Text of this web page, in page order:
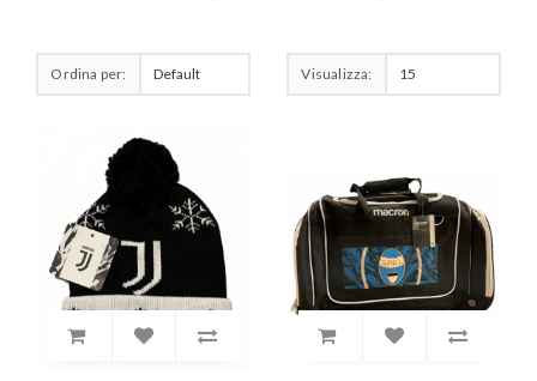
Ordina per: Visualizza: